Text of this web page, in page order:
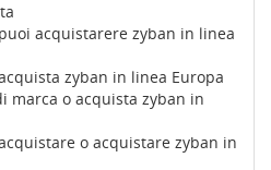
acquistarere zyban in linea
zyban in linea Europa
marca o acquista zyban in
o acquistare zyban in